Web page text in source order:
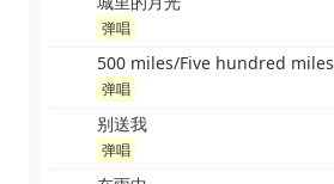
弹唱
500 miles/Five hundred miles
弹唱
别送我
弹唱